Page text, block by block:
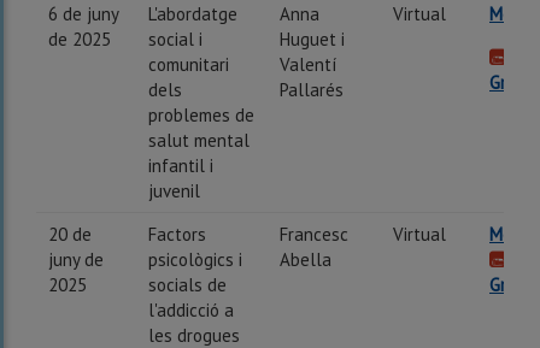
6 de juny
de 2025
L'abordatge
social i
comunitari
dels
problemes de
salut mental
infantil i
juvenil
Anna
Huguet i
Valentí
Pallarés
Virtual Més
20 de
juny de
2025
Factors
psicològics i
socials de
l'addicció a
les drogues
Francesc
Abella
Virtual Més